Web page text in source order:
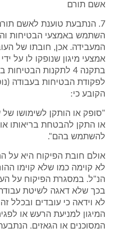
אשם תורם
7. הנתבעת טוענת לאשם
השתמש באמצעי הבטיחות
המעבידה. אכן, חובתו של
אמצעי מיגון שנופקו לו על
הקובע כי:
"סופק או הותקן לשימושו של
או התקן להבטחת בריאותו או
להשתמש בהם".
אולם חובת הפיקוח היא על
לא קוימה כמו שלא קוימו
הנ"ל. במסגרת הפיקוח על
בכך שלא דאגה לשיטת עבודה
לא וידאה כי עובדים ובכלל
המיגון למניעת הרעש או
המסוכנים או הגאזים.